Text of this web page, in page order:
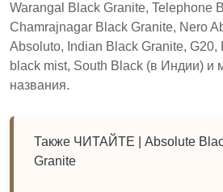
Warangal Black Granite, Telephone
Chamrajnagar Black Granite, Nero
Absoluto, Indian Black Granite, G20,
black mist, South Black (в Индии) и
названия.
Также ЧИТАЙТЕ |Absolute
Granite